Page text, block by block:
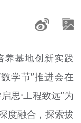
+
养基地创新实践
学节”推进会在
思·工程致远”为
度融合，探索拔